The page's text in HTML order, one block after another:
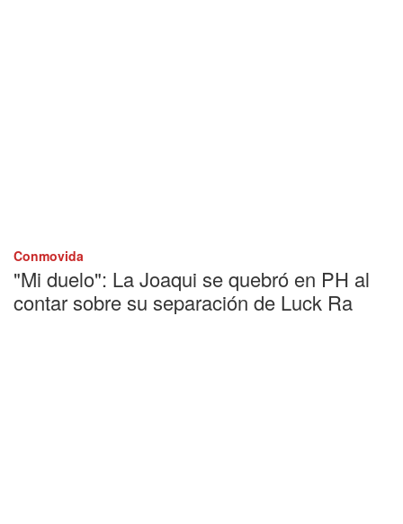
Conmovida
"Mi duelo": La Joaqui se quebró en PH al
contar sobre su separación de Luck Ra